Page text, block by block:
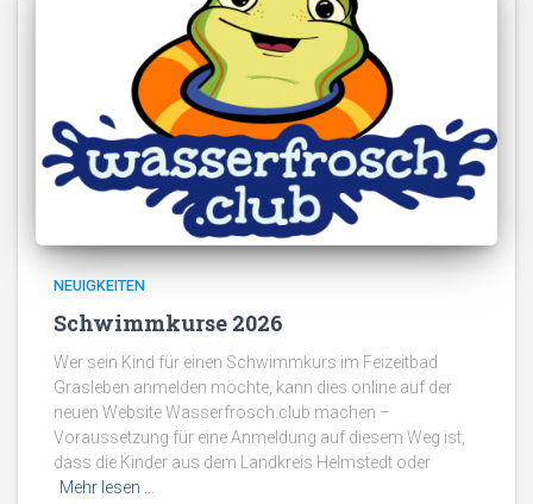
NEUIGKEITEN
Schwimmkurse 2026
Wer sein Kind für einen Schwimmkurs im Feizeitbad
Grasleben anmelden möchte, kann dies online auf der
neuen Website Wasserfrosch.club machen –
Voraussetzung für eine Anmeldung auf diesem Weg ist,
dass die Kinder aus dem Landkreis Helmstedt oder
Mehr lesen …